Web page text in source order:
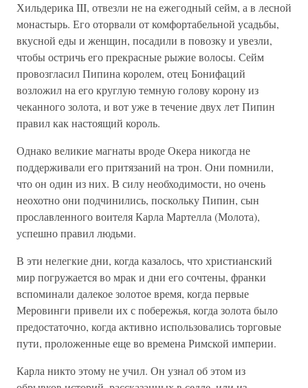
Хильдерика III, отвезли не на ежегодный сейм, а в лесной
монастырь. Его оторвали от комфортабельной усадьбы,
вкусной еды и женщин, посадили в повозку и увезли,
чтобы остричь его прекрасные рыжие волосы. Сейм
провозгласил Пипина королем, отец Бонифаций
возложил на его круглую темную голову корону из
чеканного золота, и вот уже в течение двух лет Пипин
правил как настоящий король.
Однако великие магнаты вроде Окера никогда не
поддерживали его притязаний на трон. Они помнили,
что он один из них. В силу необходимости, но очень
неохотно они подчинились, поскольку Пипин, сын
прославленного воителя Карла Мартелла (Молота),
успешно правил людьми.
В эти нелегкие дни, когда казалось, что христианский
мир погружается во мрак и дни его сочтены, франки
вспоминали далекое золотое время, когда первые
Меровинги привели их с побережья, когда золота было
предостаточно, когда активно использовались торговые
пути, проложенные еще во времена Римской империи.
Карла никто этому не учил. Он узнал об этом из